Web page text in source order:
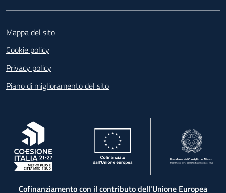
Mappa del sito
Cookie policy
Privacy policy
Piano di miglioramento del sito
, apre in una nuova scheda
Cofinanziamento con il contributo dell'Unione Europea